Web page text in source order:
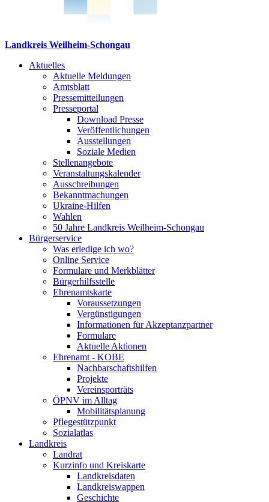
Landkreis Weilheim-Schongau
Aktuelles
Aktuelle Meldungen
Amtsblatt
Pressemitteilungen
Presseportal
Download Presse
Veröffentlichungen
Ausstellungen
Soziale Medien
Stellenangebote
Veranstaltungskalender
Ausschreibungen
Bekanntmachungen
Ukraine-Hilfen
Wahlen
50 Jahre Landkreis Weilheim-Schongau
Bürgerservice
Was erledige ich wo?
Online Service
Formulare und Merkblätter
Bürgerhilfsstelle
Ehrenamtskarte
Voraussetzungen
Vergünstigungen
Informationen für Akzeptanzpartner
Formulare
Aktuelle Aktionen
Ehrenamt - KOBE
Nachbarschaftshilfen
Projekte
Vereinsporträts
ÖPNV im Alltag
Mobilitätsplanung
Pflegestützpunkt
Sozialatlas
Landkreis
Landrat
Kurzinfo und Kreiskarte
Landkreisdaten
Landkreiswappen
Geschichte